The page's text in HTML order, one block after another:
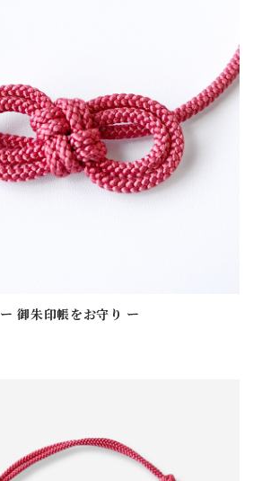
ー 御朱印帳をお守り ー